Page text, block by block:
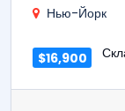
Нью-Йорк
$16,900